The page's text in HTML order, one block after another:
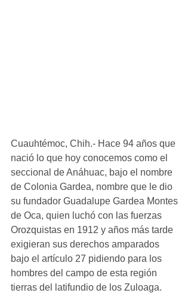
Cuauhtémoc, Chih.- Hace 94 años que
nació lo que hoy conocemos como el
seccional de Anáhuac, bajo el nombre
de Colonia Gardea, nombre que le dio
su fundador Guadalupe Gardea Montes
de Oca, quien luchó con las fuerzas
Orozquistas en 1912 y años más tarde
exigieran sus derechos amparados
bajo el artículo 27 pidiendo para los
hombres del campo de esta región
tierras del latifundio de los Zuloaga.